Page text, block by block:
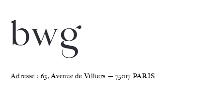
Adresse : 63, Avenue de Villiers — 75017 PARIS